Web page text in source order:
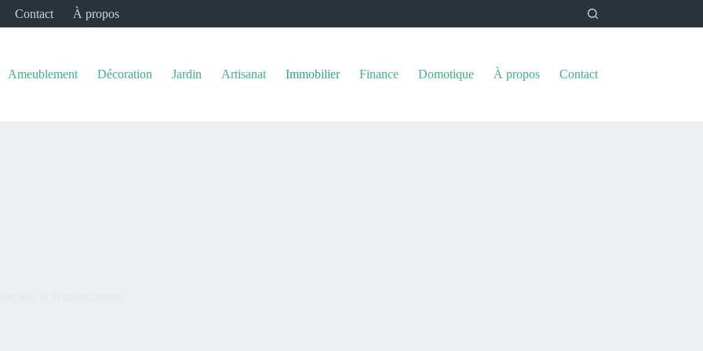
Contact À propos
Ameublement Décoration Jardin Artisanat Immobilier Finance Domotique À propos Contact